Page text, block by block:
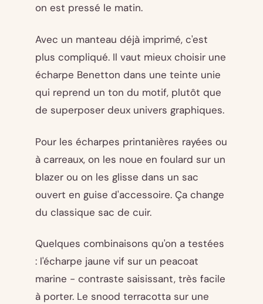
on est pressé le matin.
Avec un manteau déjà imprimé, c'est
plus compliqué. Il vaut mieux choisir une
écharpe Benetton dans une teinte unie
qui reprend un ton du motif, plutôt que
de superposer deux univers graphiques.
Pour les écharpes printanières rayées ou
à carreaux, on les noue en foulard sur un
blazer ou on les glisse dans un sac
ouvert en guise d'accessoire. Ça change
du classique sac de cuir.
Quelques combinaisons qu'on a testées
: l'écharpe jaune vif sur un peacoat
marine - contraste saisissant, très facile
à porter. Le snood terracotta sur une